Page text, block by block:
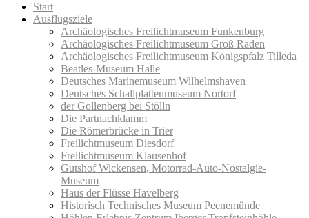
Start
Ausflugsziele
Archäologisches Freilichtmuseum Funkenburg
Archäologisches Freilichtmuseum Groß Raden
Archäologisches Freilichtmuseum Königspfalz Tilleda
Beatles-Museum Halle
Deutsches Marinemuseum Wilhelmshaven
Deutsches Schallplattenmuseum Nortorf
der Gollenberg bei Stölln
Die Partnachklamm
Die Römerbrücke in Trier
Freilichtmuseum Diesdorf
Freilichtmuseum Klausenhof
Gutshof Wickensen, Motorrad-Auto-Nostalgie-
Museum
Haus der Flüsse Havelberg
Historisch Technisches Museum Peenemünde